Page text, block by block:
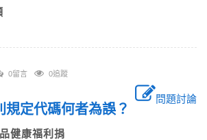
0留言 0追蹤
問題討論
規定代碼何者為誤？
健康福利捐